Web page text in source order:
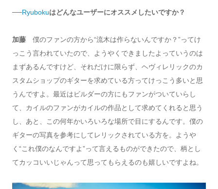
──Ryubokuはどんなユーザーにオススメしたいですか？
加藤僕のファンの方から“流木は作らないんですか？”ってけ
っこう言われていたので、ようやくできましたよっていうのは
まずあるんですけど、それだけに限らず、ヘヴィレリックのカ
スタムショップのギターを求めている方ってけっこう多いと思
うんですよ。最近はビルダーの方にもファンがついていらし
て、カイルのファンがカイルの作品として求めてくれると思う
し、あと、この何年かいろいろな場所で目にするんです。僕の
ギターの写真を参考にしてレリックされている方を。ようや
く“これ僕のなんですよ”って言えるものができたので、柄とし
てカッコいいじゃんって思ってもらえるのも嬉しいですよね。